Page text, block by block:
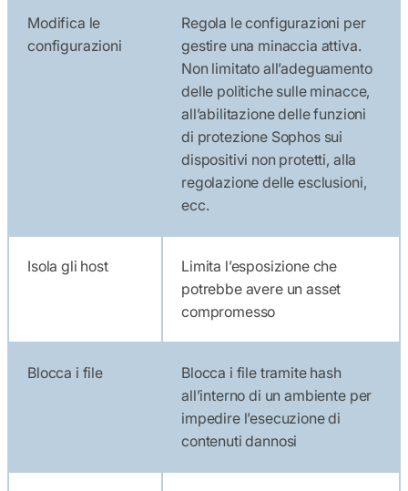
Modifica le
configurazioni
Regola le configurazioni per
gestire una minaccia attiva.
Non limitato all’adeguamento
delle politiche sulle minacce,
all’abilitazione delle funzioni
di protezione Sophos sui
dispositivi non protetti, alla
regolazione delle esclusioni,
ecc.
Isola gli host
Limita l’esposizione che
potrebbe avere un asset
compromesso
Blocca i file
Blocca i file tramite hash
all’interno di un ambiente per
impedire l’esecuzione di
contenuti dannosi